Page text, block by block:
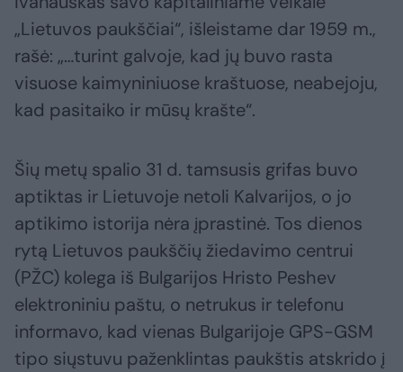
„Lietuvos paukščiai“, išleistame dar 1959 m.,
rašė: „…turint galvoje, kad jų buvo rasta
visuose kaimyniniuose kraštuose, neabejoju,
kad pasitaiko ir mūsų krašte“.
Šių metų spalio 31 d. tamsusis grifas buvo
aptiktas ir Lietuvoje netoli Kalvarijos, o jo
aptikimo istorija nėra įprastinė. Tos dienos
rytą Lietuvos paukščių žiedavimo centrui
(PŽC) kolega iš Bulgarijos Hristo Peshev
elektroniniu paštu, o netrukus ir telefonu
informavo, kad vienas Bulgarijoje GPS-GSM
tipo siųstuvu paženklintas paukštis atskrido į